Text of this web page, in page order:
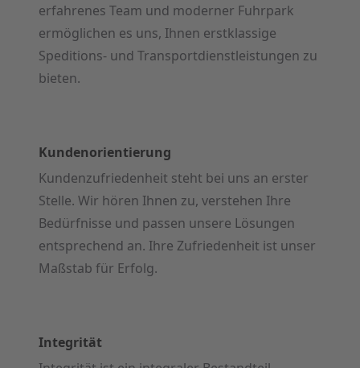
erfahrenes Team und moderner Fuhrpark
ermöglichen es uns, Ihnen erstklassige
Speditions- und Transportdienstleistungen zu
bieten.
Kundenorientierung
Kundenzufriedenheit steht bei uns an erster
Stelle. Wir hören Ihnen zu, verstehen Ihre
Bedürfnisse und passen unsere Lösungen
entsprechend an. Ihre Zufriedenheit ist unser
Maßstab für Erfolg.
Integrität